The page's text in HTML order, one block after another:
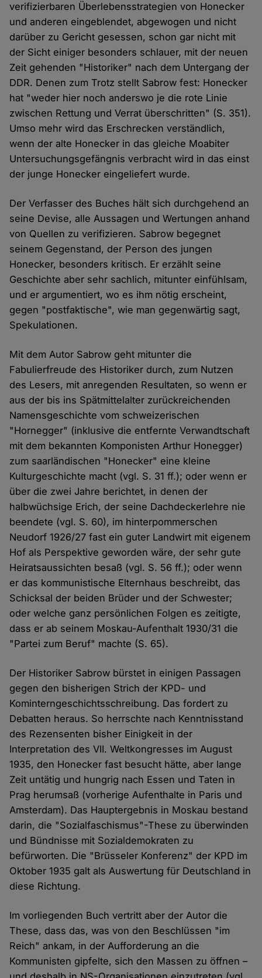
verifizierbaren Überlebensstrategien von Honecker
und anderen eingeblendet, abgewogen und nicht
darüber zu Gericht gesessen, schon gar nicht mit
der Sicht einiger besonders schlauer, mit der neuen
Zeit gehenden "Historiker" nach dem Untergang der
DDR. Denen zum Trotz stellt Sabrow fest: Honecker
hat "weder hier noch anderswo je die rote Linie
zwischen Rettung und Verrat überschritten" (S. 351).
Umso mehr wird das Erschrecken verständlich,
wenn der alte Honecker in das gleiche Moabiter
Untersuchungsgefängnis verbracht wird in das einst
der junge Honecker eingeliefert wurde.
Der Verfasser des Buches hält sich durchgehend an
seine Devise, alle Aussagen und Wertungen anhand
von Quellen zu verifizieren. Sabrow begegnet
seinem Gegenstand, der Person des jungen
Honecker, besonders kritisch. Er erzählt seine
Geschichte aber sehr sachlich, mitunter einfühlsam,
und er argumentiert, wo es ihm nötig erscheint,
gegen "postfaktische", wie man gegenwärtig sagt,
Spekulationen.
Mit dem Autor Sabrow geht mitunter die
Fabulierfreude des Historiker durch, zum Nutzen
des Lesers, mit anregenden Resultaten, so wenn er
aus der bis ins Spätmittelalter zurückreichenden
Namensgeschichte vom schweizerischen
"Hornegger" (inklusive die entfernte Verwandtschaft
mit dem bekannten Komponisten Arthur Honegger)
zum saarländischen "Honecker" eine kleine
Kulturgeschichte macht (vgl. S. 31 ff.); oder wenn er
über die zwei Jahre berichtet, in denen der
halbwüchsige Erich, der seine Dachdeckerlehre nie
beendete (vgl. S. 60), im hinterpommerschen
Neudorf 1926/27 fast ein guter Landwirt mit eigenem
Hof als Perspektive geworden wäre, der sehr gute
Heiratsaussichten besaß (vgl. S. 56 ff.); oder wenn
er das kommunistische Elternhaus beschreibt, das
Schicksal der beiden Brüder und der Schwester;
oder welche ganz persönlichen Folgen es zeitigte,
dass er ab seinem Moskau-Aufenthalt 1930/31 die
"Partei zum Beruf" machte (S. 65).
Der Historiker Sabrow bürstet in einigen Passagen
gegen den bisherigen Strich der KPD- und
Kominterngeschichtsschreibung. Das fordert zu
Debatten heraus. So herrschte nach Kenntnisstand
des Rezensenten bisher Einigkeit in der
Interpretation des VII. Weltkongresses im August
1935, den Honecker fast besucht hätte, aber lange
Zeit untätig und hungrig nach Essen und Taten in
Prag herumsaß (vorherige Aufenthalte in Paris und
Amsterdam). Das Hauptergebnis in Moskau bestand
darin, die "Sozialfaschismus"-These zu überwinden
und Bündnisse mit Sozialdemokraten zu
befürworten. Die "Brüsseler Konferenz" der KPD im
Oktober 1935 galt als Auswertung für Deutschland in
diese Richtung.
Im vorliegenden Buch vertritt aber der Autor die
These, dass das, was von den Beschlüssen "im
Reich" ankam, in der Aufforderung an die
Kommunisten gipfelte, sich den Massen zu öffnen –